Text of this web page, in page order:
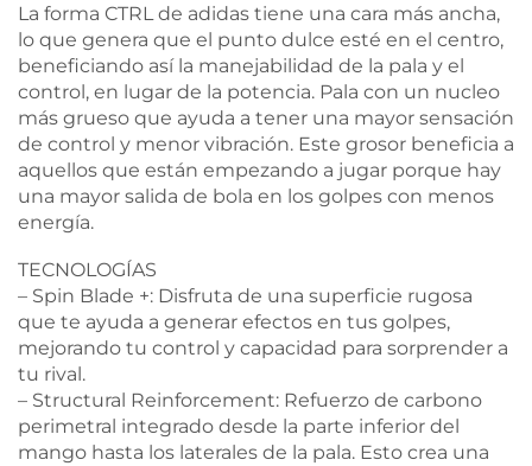
La forma CTRL de adidas tiene una cara más ancha,
lo que genera que el punto dulce esté en el centro,
beneficiando así la manejabilidad de la pala y el
control, en lugar de la potencia. Pala con un nucleo
más grueso que ayuda a tener una mayor sensación
de control y menor vibración. Este grosor beneficia a
aquellos que están empezando a jugar porque hay
una mayor salida de bola en los golpes con menos
energía.
TECNOLOGÍAS
– Spin Blade +: Disfruta de una superficie rugosa
que te ayuda a generar efectos en tus golpes,
mejorando tu control y capacidad para sorprender a
tu rival.
– Structural Reinforcement: Refuerzo de carbono
perimetral integrado desde la parte inferior del
mango hasta los laterales de la pala. Esto crea una